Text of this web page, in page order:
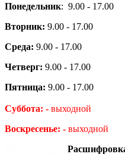
Понедельник: 9.00 - 17.00
Вторник: 9.00 - 17.00
Среда: 9.00 - 17.00
Четверг: 9.00 - 17.00
Пятница: 9.00 - 17.00
Суббота: - выходной
Воскресенье: - выходной